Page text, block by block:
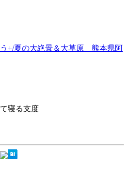
+/夏の大絶景＆大草原 熊本県阿
寝る支度